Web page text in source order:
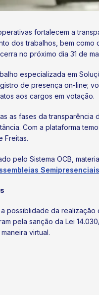
fortalecem a
dos trabalhos, bem
no próximo dia 31 de
especializada em
de presença on-line;
aos cargos em votação.
as fases da
Com a plataforma
Freitas.
pelo Sistema OCB,
possiblidade da
pela sanção da Lei
virtual.